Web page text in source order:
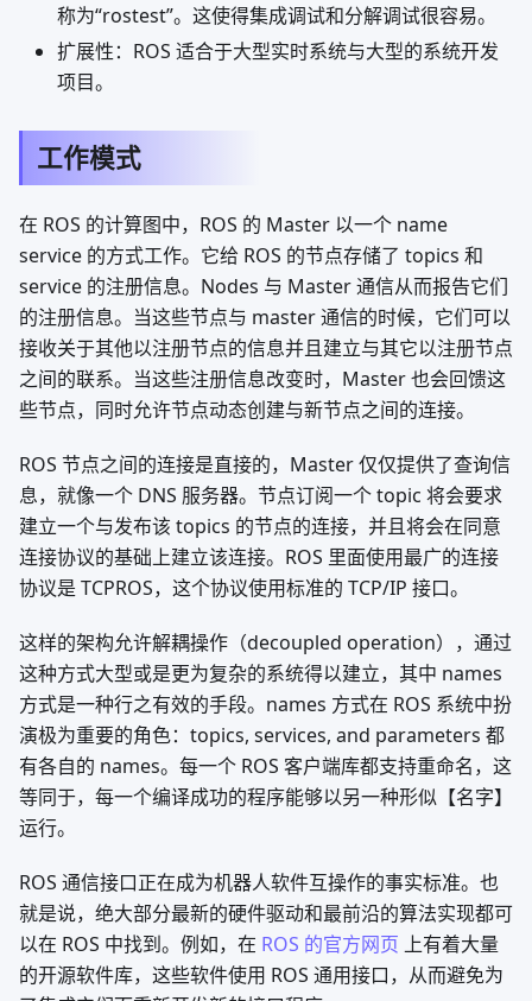
称为“rostest”。这使得集成调试和分解调试很容易。
扩展性：ROS 适合于大型实时系统与大型的系统开发
项目。
工作模式
在 ROS 的计算图中，ROS 的 Master 以一个 name
service 的方式工作。它给 ROS 的节点存储了 topics 和
service 的注册信息。Nodes 与 Master 通信从而报告它们
的注册信息。当这些节点与 master 通信的时候，它们可以
接收关于其他以注册节点的信息并且建立与其它以注册节点
之间的联系。当这些注册信息改变时，Master 也会回馈这
些节点，同时允许节点动态创建与新节点之间的连接。
ROS 节点之间的连接是直接的，Master 仅仅提供了查询信
息，就像一个 DNS 服务器。节点订阅一个 topic 将会要求
建立一个与发布该 topics 的节点的连接，并且将会在同意
连接协议的基础上建立该连接。ROS 里面使用最广的连接
协议是 TCPROS，这个协议使用标准的 TCP/IP 接口。
这样的架构允许解耦操作（decoupled operation），通过
这种方式大型或是更为复杂的系统得以建立，其中 names
方式是一种行之有效的手段。names 方式在 ROS 系统中扮
演极为重要的角色：topics, services, and parameters 都
有各自的 names。每一个 ROS 客户端库都支持重命名，这
等同于，每一个编译成功的程序能够以另一种形似【名字】
运行。
ROS 通信接口正在成为机器人软件互操作的事实标准。也
就是说，绝大部分最新的硬件驱动和最前沿的算法实现都可
以在 ROS 中找到。例如，在 ROS 的官方网页 上有着大量
的开源软件库，这些软件使用 ROS 通用接口，从而避免为